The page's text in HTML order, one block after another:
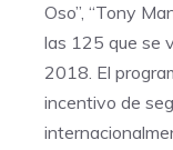
Oso”, “Tony
las 125 que se
2018. El
incentivo de